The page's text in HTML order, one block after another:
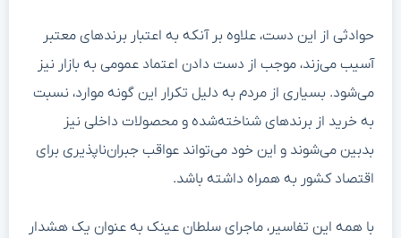
حوادثی از این دست، علاوه بر آنکه به اعتبار برندهای معتبر
آسیب می‌زند، موجب از دست دادن اعتماد عمومی به بازار نیز
می‌شود. بسیاری از مردم به دلیل تکرار این گونه موارد، نسبت
به خرید از برندهای شناخته‌شده و محصولات داخلی نیز
بدبین می‌شوند و این خود می‌تواند عواقب جبران‌ناپذیری برای
اقتصاد کشور به همراه داشته باشد.
با همه این تفاسیر، ماجرای سلطان عینک به عنوان یک هشدار